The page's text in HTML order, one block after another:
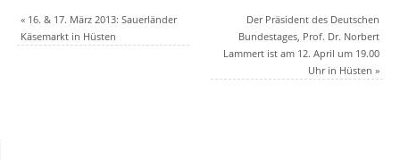
«16. & 17. März 2013: Sauerländer
Käsemarkt in Hüsten
Der Präsident des Deutschen
Bundestages, Prof. Dr. Norbert
Lammert ist am 12. April um 19.00
Uhr in Hüsten»